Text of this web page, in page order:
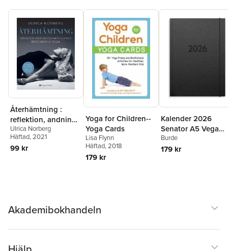
Återhämtning :
reflektion, andning
och aktiv vila med
restorative yoga
Ulrica Norberg
Häftad, 2021
99 kr
Yoga for Children--
Yoga Cards
Lisa Flynn
Häftad, 2018
179 kr
Kalender 2026
Senator A5 Vega
svart
Burde
179 kr
Akademibokhandeln